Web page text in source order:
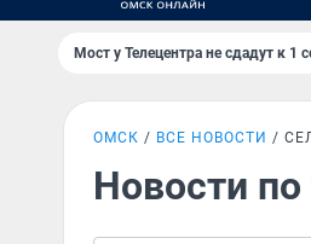
Мост у Телецентра не сдадут к 1
ОМСК ВСЕ НОВОСТИ
Новости по